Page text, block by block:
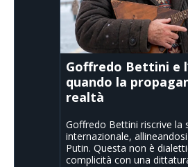
Goffredo Bettini e
quando la
realtà
Goffredo Bettini riscrive la
internazionale,
Putin. Questa non è
complicità con una